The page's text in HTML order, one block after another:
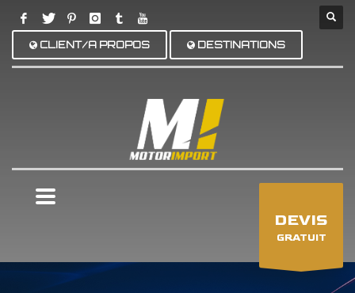
CLIENT/A PROPOS DESTINATIONS
DEVIS
GRATUIT